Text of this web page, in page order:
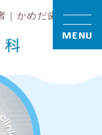
｜かめだ歯科
MENU